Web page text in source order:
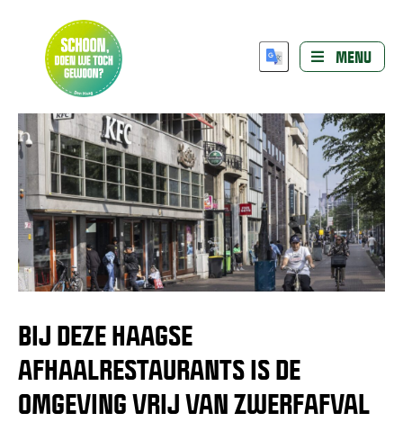
MENU
BIJ DEZE HAAGSE
AFHAALRESTAURANTS IS DE
OMGEVING VRIJ VAN ZWERFAFVAL